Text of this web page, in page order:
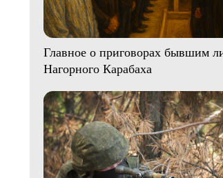
Главное о приговорах бывшим
Нагорного Карабаха